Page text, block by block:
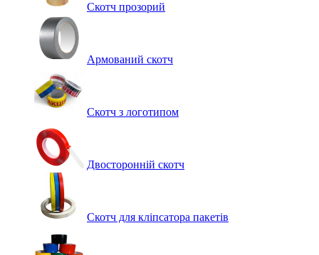
Скотч прозорий
Армований скотч
Скотч з логотипом
Двосторонній скотч
Скотч для кліпсатора пакетів